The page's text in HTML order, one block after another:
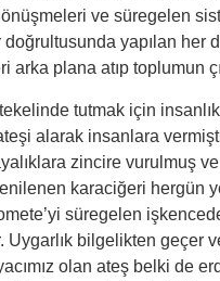
ve süregelen
yapılan her
arka plana atıp toplumun
tutmak için
alarak insanlara
zincire vurulmuş
karaciğeri hergün
süregelen
Uygarlık bilgelikten geçer
olan ateş belki de